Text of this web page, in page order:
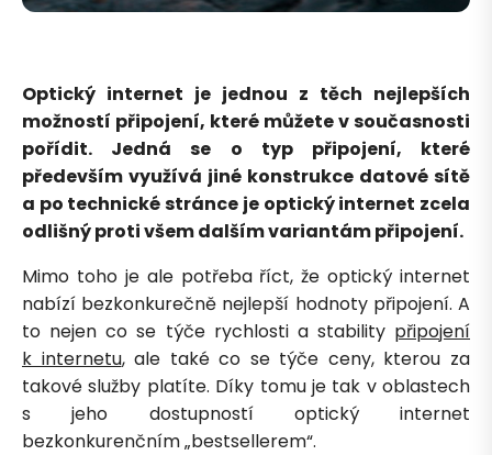
Optický internet je jednou z těch nejlepších
možností připojení, které můžete v současnosti
pořídit. Jedná se o typ připojení, které
především využívá jiné konstrukce datové sítě
a po technické stránce je optický internet zcela
odlišný proti všem dalším variantám připojení.
Mimo toho je ale potřeba říct, že optický internet
nabízí bezkonkurečně nejlepší hodnoty připojení. A
to nejen co se týče rychlosti a stability připojení
k internetu, ale také co se týče ceny, kterou za
takové služby platíte. Díky tomu je tak v oblastech
s jeho dostupností optický internet
bezkonkurenčním „bestsellerem“.